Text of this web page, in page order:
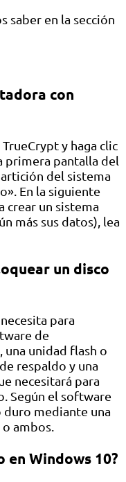
saber en la sección
con
y haga clic
primera pantalla del
del sistema
En la siguiente
crear un sistema
más sus datos), lea
un disco
para
de
unidad flash o
respaldo y una
necesitará para
Según el software
duro mediante una
o ambos.
en Windows 10?